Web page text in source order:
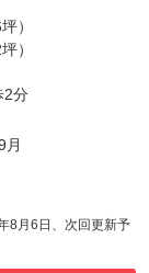
）
）
2分
月
8月6日、次回更新予